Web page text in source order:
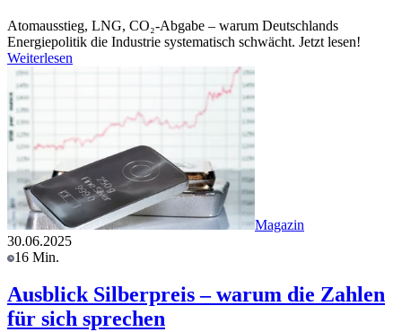
Atomausstieg, LNG, CO₂-Abgabe – warum Deutschlands
Energiepolitik die Industrie systematisch schwächt. Jetzt lesen!
Weiterlesen
Magazin
30.06.2025
16 Min.
Ausblick Silberpreis – warum die Zahlen
für sich sprechen